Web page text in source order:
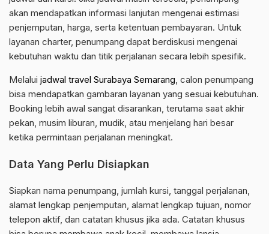
akan mendapatkan informasi lanjutan mengenai estimasi
penjemputan, harga, serta ketentuan pembayaran. Untuk
layanan charter, penumpang dapat berdiskusi mengenai
kebutuhan waktu dan titik perjalanan secara lebih spesifik.
Melalui jadwal travel Surabaya Semarang, calon penumpang
bisa mendapatkan gambaran layanan yang sesuai kebutuhan.
Booking lebih awal sangat disarankan, terutama saat akhir
pekan, musim liburan, mudik, atau menjelang hari besar
ketika permintaan perjalanan meningkat.
Data Yang Perlu Disiapkan
Siapkan nama penumpang, jumlah kursi, tanggal perjalanan,
alamat lengkap penjemputan, alamat lengkap tujuan, nomor
telepon aktif, dan catatan khusus jika ada. Catatan khusus